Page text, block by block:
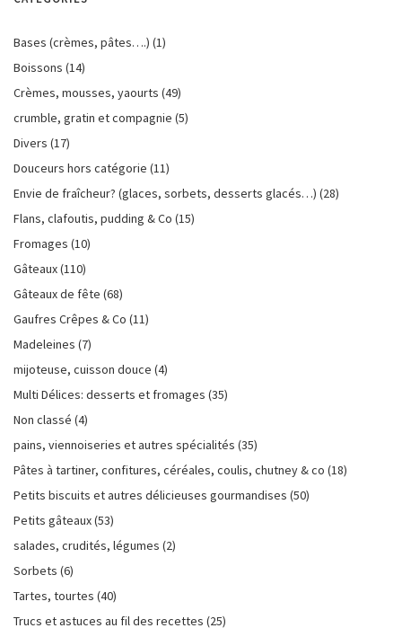
Bases (crèmes, pâtes….) (1)
Boissons (14)
Crèmes, mousses, yaourts (49)
crumble, gratin et compagnie (5)
Divers (17)
Douceurs hors catégorie (11)
Envie de fraîcheur? (glaces, sorbets, desserts glacés…) (28)
Flans, clafoutis, pudding & Co (15)
Fromages (10)
Gâteaux(110)
Gâteaux de fête (68)
Gaufres Crêpes & Co (11)
Madeleines (7)
mijoteuse, cuisson douce (4)
Multi Délices: desserts et fromages (35)
Non classé (4)
pains, viennoiseries et autres spécialités (35)
Pâtes à tartiner, confitures, céréales, coulis, chutney & co (18)
Petits biscuits et autres délicieuses gourmandises (50)
Petits gâteaux(53)
salades, crudités, légumes (2)
Sorbets (6)
Tartes, tourtes (40)
Trucs et astuces au fil des recettes (25)